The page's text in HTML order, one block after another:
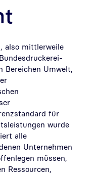
also mittlerweile
Bereichen Umwelt,
für
wurde
alle
Unternehmen
müssen,
Ressourcen,